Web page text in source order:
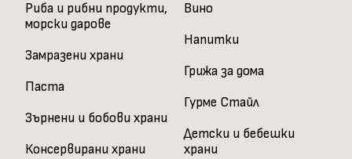
Риба и рибни продукти,
морски дарове
Замразени храни
Паста
Зърнени и бобови храни
Консервирани храни
Вино
Напитки
Грижа за дома
Гурме Стайл
Детски и бебешки
храни